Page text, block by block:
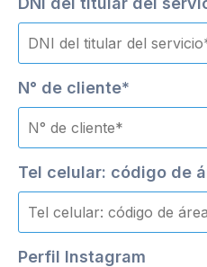
N° de cliente*
Tel celular: código de
Perfil Instagram